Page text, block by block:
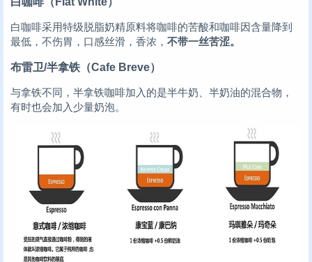
白咖啡采用特级脱脂奶精原料将咖啡的苦酸和咖啡因含量降到
最低，不伤胃，口感丝滑，香浓， 不带一丝苦涩。
布雷卫/半拿铁（Cafe Breve）
与拿铁不同，半拿铁咖啡加入的是半牛奶、半奶油的混合物，
有时也会加入少量奶泡。